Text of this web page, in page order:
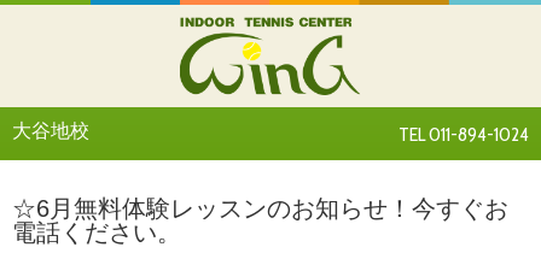
大谷地校 TEL 011-894-1024
☆6月無料体験レッスンのお知らせ！今すぐお
電話ください。